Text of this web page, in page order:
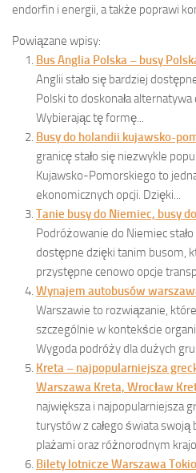
endorfin i energii, a także poprawi
Powiązane wpisy:
Bus Anglia Polska – busy
Anglii stało się bardziej
Polski to doskonała
Wybierając tę formę...
Busy do holandii kujawsko-
granicę stało się niezwykle
Kujawsko-Pomorskiego to
ekonomicznych opcji. Dzięki...
Tanie busy do Niemiec, busy
Podróżowanie do Niemiec
dostępne dzięki tanim busom,
przystępne cenowo opcje
Wynajem autobusów
Warszawie to rozwiązanie,
szczególnie w kontekście
Wygoda podróży dla dużych
Kreta – najpopularniejsza
Warszawa Kreta, Wrocław
największa i najpopularniejsza
turystów z całego świata
plażami oraz różnorodnym
Bilety lotnicze Warszawa